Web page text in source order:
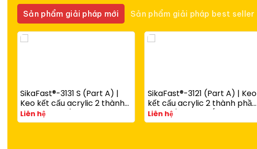
Sản phẩm giải pháp mới Sản phẩm giải pháp best seller
SikaFast®-3131 S (Part A) |
Keo kết cấu acrylic 2 thành
phần đóng rắn nhanh dùng
với SikaFast®-3081 N (Part B)
Liên hệ
SikaFast®-3121 (Part A) | Keo
kết cấu acrylic 2 thành phần
đóng rắn nhanh (dùng với
SikaFast®-3081 N Part B)
Liên hệ